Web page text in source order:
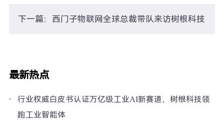
下一篇：西门子物联网全球总裁带队来访树根科技
最新热点
行业权威白皮书认证万亿级工业AI新赛道，树根科技领
跑工业智能体